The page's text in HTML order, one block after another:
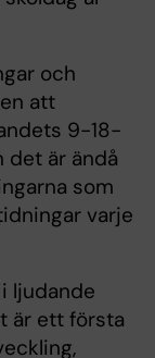
och
att
9-18-
det är ändå
som
varje
ljudande
är ett första